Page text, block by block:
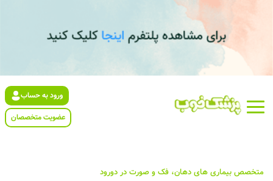
ورود به حساب
عضویت متخصصان
متخصص بیماری‌ های دهان، فک و صورت در دورود